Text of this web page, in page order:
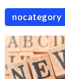
nocategory